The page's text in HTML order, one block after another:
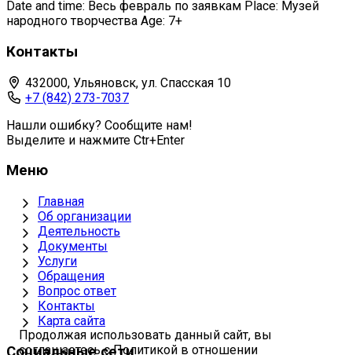
Date and time: Весь февраль по заявкам Place: Музей
народного творчества Age: 7+
Контакты
432000, Ульяновск, ул. Спасская 10
+7 (842) 273-7037
Нашли ошибку? Сообщите нам!
Выделите и нажмите Ctr+Enter
Меню
Главная
Об организации
Деятельность
Документы
Услуги
Обращения
Вопрос ответ
Контакты
Карта сайта
Продолжая использовать данный сайт, вы
соглашаетесь с Политикой в отношении